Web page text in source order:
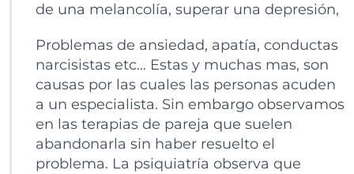
de una melancolía, superar una depresión,
Problemas de ansiedad, apatía, conductas
narcisistas etc… Estas y muchas mas, son
causas por las cuales las personas acuden
a un especialista. Sin embargo observamos
en las terapias de pareja que suelen
abandonarla sin haber resuelto el
problema. La psiquiatría observa que